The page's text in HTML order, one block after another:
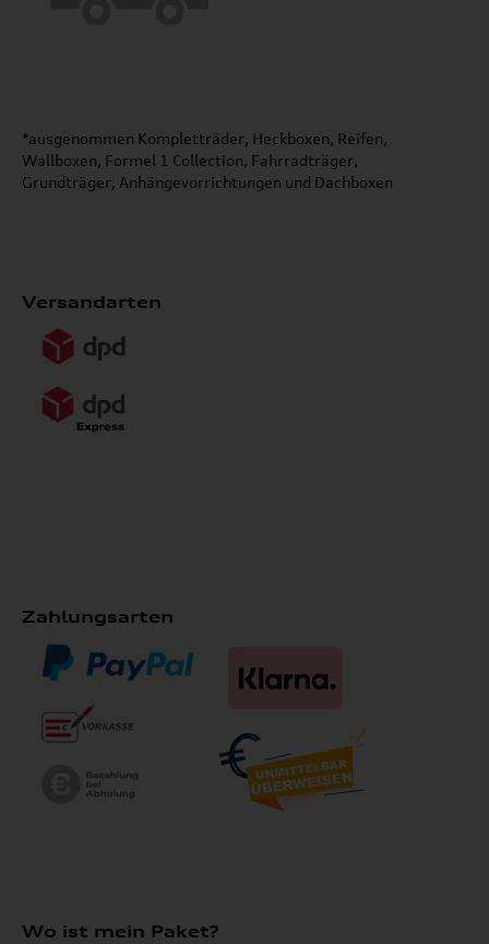
*ausgenommen Kompletträder, Heckboxen, Reifen,
Wallboxen, Formel 1 Collection, Fahrradträger,
Grundträger, Anhängevorrichtungen und Dachboxen
Versandarten
Zahlungsarten
Wo ist mein Paket?